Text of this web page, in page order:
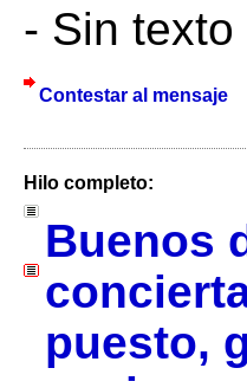
- Sin texto
Contestar al mensaje
Hilo completo:
Buenos
puesto,